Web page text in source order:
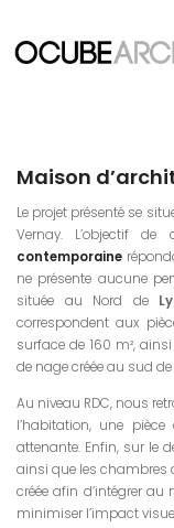
Maison
Le projet présenté se
Vernay. L’objectif
contemporaine
ne présente aucune
située au Nord de
correspondent aux
surface de 160 m²,
de nage créée au sud
Au niveau RDC, nous
l’habitation, une
attenante. Enfin, sur le
ainsi que les chambres
créée afin d’intégrer
minimiser l’impact